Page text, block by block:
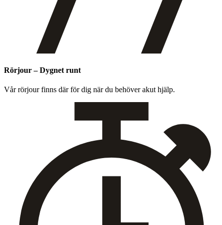
Rörjour – Dygnet runt
Vår rör­jour finns där för dig när du behöver akut hjälp.